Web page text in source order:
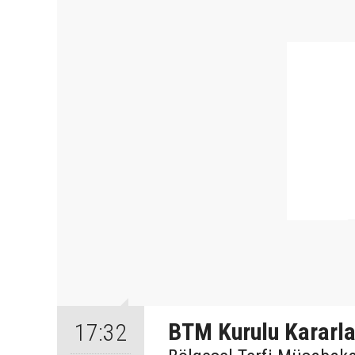
17:32 BTM Kurulu